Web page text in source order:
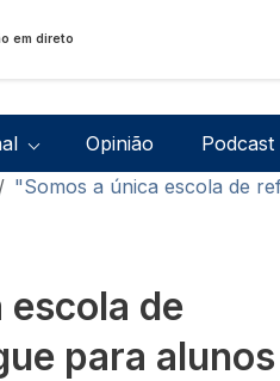
em direto
Opinião Podcast
"Somos a única escola de
escola de
para alunos